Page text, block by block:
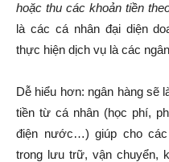
hoặc thu các khoản tiền
là các cá nhân đại diện
thực hiện dịch vụ là các
Dễ hiểu hơn: ngân hàng sẽ
tiền từ cá nhân (học phí,
điện nước…) giúp cho các
trong lưu trữ, vận chuyển,